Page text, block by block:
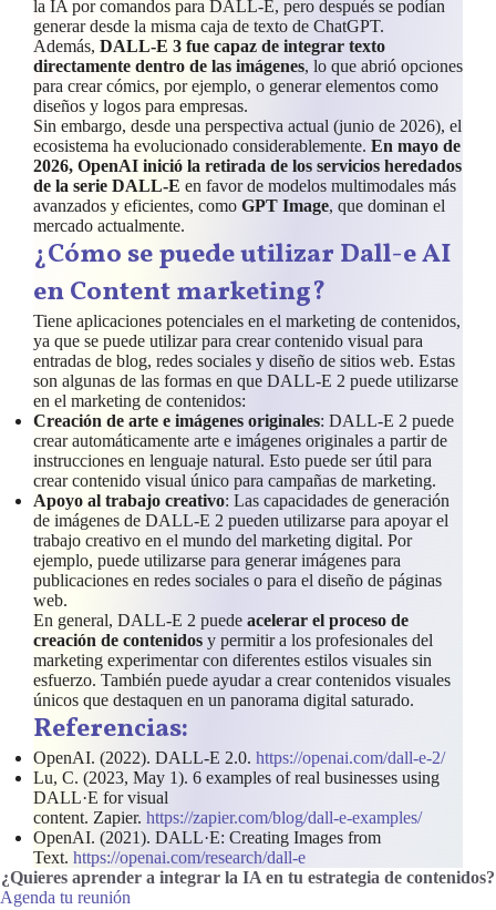
la IA por comandos para DALL-E, pero después se podían
generar desde la misma caja de texto de ChatGPT.
Además, DALL-E 3 fue capaz de integrar texto
directamente dentro de las imágenes, lo que abrió opciones
para crear cómics, por ejemplo, o generar elementos como
diseños y logos para empresas.
Sin embargo, desde una perspectiva actual (junio de 2026), el
ecosistema ha evolucionado considerablemente. En mayo de
2026, OpenAI inició la retirada de los servicios heredados
de la serie DALL-E en favor de modelos multimodales más
avanzados y eficientes, como GPT Image, que dominan el
mercado actualmente.
¿Cómo se puede utilizar Dall-e AI
en Content marketing?
Tiene aplicaciones potenciales en el marketing de contenidos,
ya que se puede utilizar para crear contenido visual para
entradas de blog, redes sociales y diseño de sitios web. Estas
son algunas de las formas en que DALL-E 2 puede utilizarse
en el marketing de contenidos:
Creación de arte e imágenes originales: DALL-E 2 puede
crear automáticamente arte e imágenes originales a partir de
instrucciones en lenguaje natural. Esto puede ser útil para
crear contenido visual único para campañas de marketing.
Apoyo al trabajo creativo: Las capacidades de generación
de imágenes de DALL-E 2 pueden utilizarse para apoyar el
trabajo creativo en el mundo del marketing digital. Por
ejemplo, puede utilizarse para generar imágenes para
publicaciones en redes sociales o para el diseño de páginas
web.
En general, DALL-E 2 puede acelerar el proceso de
creación de contenidos y permitir a los profesionales del
marketing experimentar con diferentes estilos visuales sin
esfuerzo. También puede ayudar a crear contenidos visuales
únicos que destaquen en un panorama digital saturado.
Referencias:
OpenAI. (2022). DALL-E 2.0. https://openai.com/dall-e-2/
Lu, C. (2023, May 1). 6 examples of real businesses using
DALL·E for visual
content. Zapier. https://zapier.com/blog/dall-e-examples/
OpenAI. (2021). DALL·E: Creating Images from
Text. https://openai.com/research/dall-e
¿Quieres aprender a integrar la IA en tu estrategia de contenidos?
Agenda tu reunión